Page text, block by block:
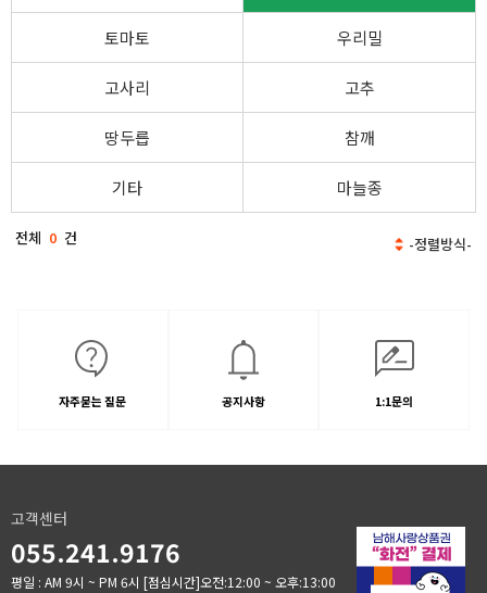
토마토 우리밀
고사리 고추
땅두릅 참깨
기타 마늘종
전체 0 건
자주묻는 질문 공지사항 1:1문의
고객센터
055.241.9176
평일 : AM 9시 ~ PM 6시 [점심시간]오전:12:00 ~ 오후:13:00